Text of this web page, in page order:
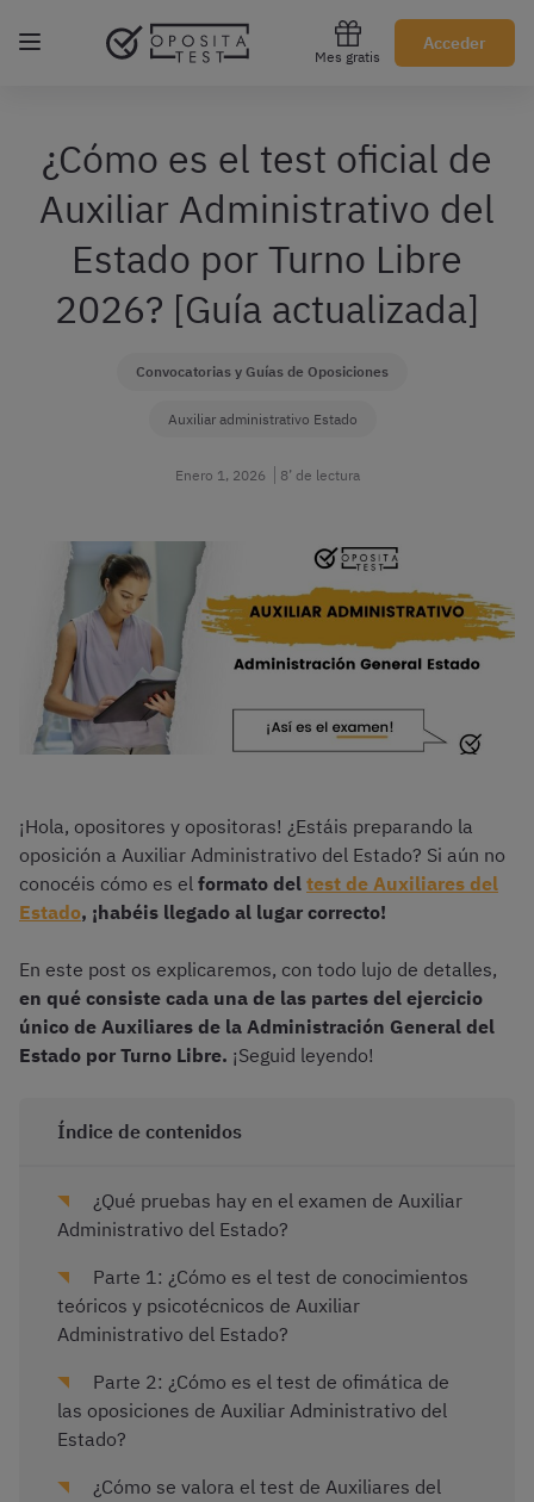
Mes gratis
Acceder
Regístrate gratis
¿Cómo es el test oficial de
Auxiliar Administrativo del
Estado por Turno Libre
2026? [Guía actualizada]
Convocatorias y Guías de Oposiciones
Auxiliar administrativo Estado
Enero 1, 2026 8’ de lectura
¡Hola, opositores y opositoras! ¿Estáis preparando la
oposición a Auxiliar Administrativo del Estado? Si aún no
conocéis cómo es el formato del test de Auxiliares del
Estado, ¡habéis llegado al lugar correcto!
En este post os explicaremos, con todo lujo de detalles,
en qué consiste cada una de las partes del ejercicio
único de Auxiliares de la Administración General del
Estado por Turno Libre. ¡Seguid leyendo!
Índice de contenidos
¿Qué pruebas hay en el examen de Auxiliar
Administrativo del Estado?
Parte 1: ¿Cómo es el test de conocimientos
teóricos y psicotécnicos de Auxiliar
Administrativo del Estado?
Parte 2: ¿Cómo es el test de ofimática de
las oposiciones de Auxiliar Administrativo del
Estado?
¿Cómo se valora el test de Auxiliares del